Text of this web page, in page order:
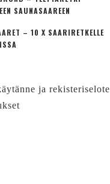
SAUNASAAREEN
– 10 X SAARIRETKELLE
ja rekisteriselote